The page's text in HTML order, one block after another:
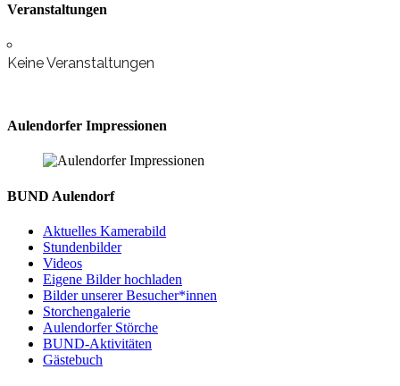
Veranstaltungen
Keine Veranstaltungen
Aulendorfer Impressionen
BUND Aulendorf
Aktuelles Kamerabild
Stundenbilder
Videos
Eigene Bilder hochladen
Bilder unserer Besucher*innen
Storchengalerie
Aulendorfer Störche
BUND-Aktivitäten
Gästebuch